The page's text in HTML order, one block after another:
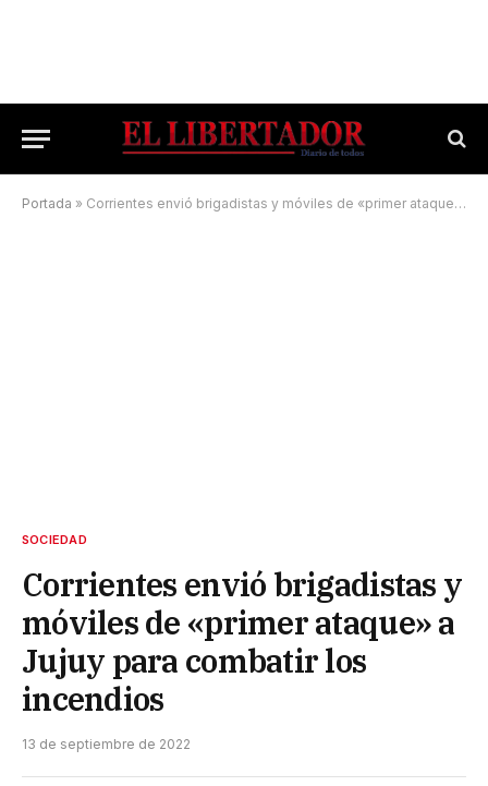
Portada » Corrientes envió brigadistas y móviles de «primer ataque» a Jujuy para combatir los incendios
SOCIEDAD
Corrientes envió brigadistas y
móviles de «primer ataque» a
Jujuy para combatir los
incendios
13 de septiembre de 2022